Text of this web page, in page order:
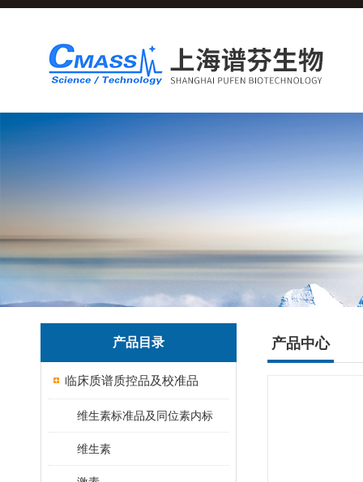
产品目录
临床质谱质控品及校准品
维生素标准品及同位素内标
维生素
产品中心